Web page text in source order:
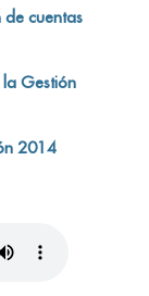
cuentas
la Gestión
2014